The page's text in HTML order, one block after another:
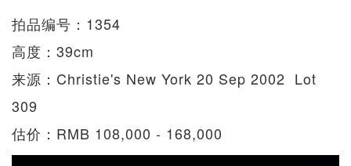
拍品编号：1354
高度：39cm
来源：Christie's New York 20 Sep 2002 Lot
309
估价：RMB 108,000 - 168,000